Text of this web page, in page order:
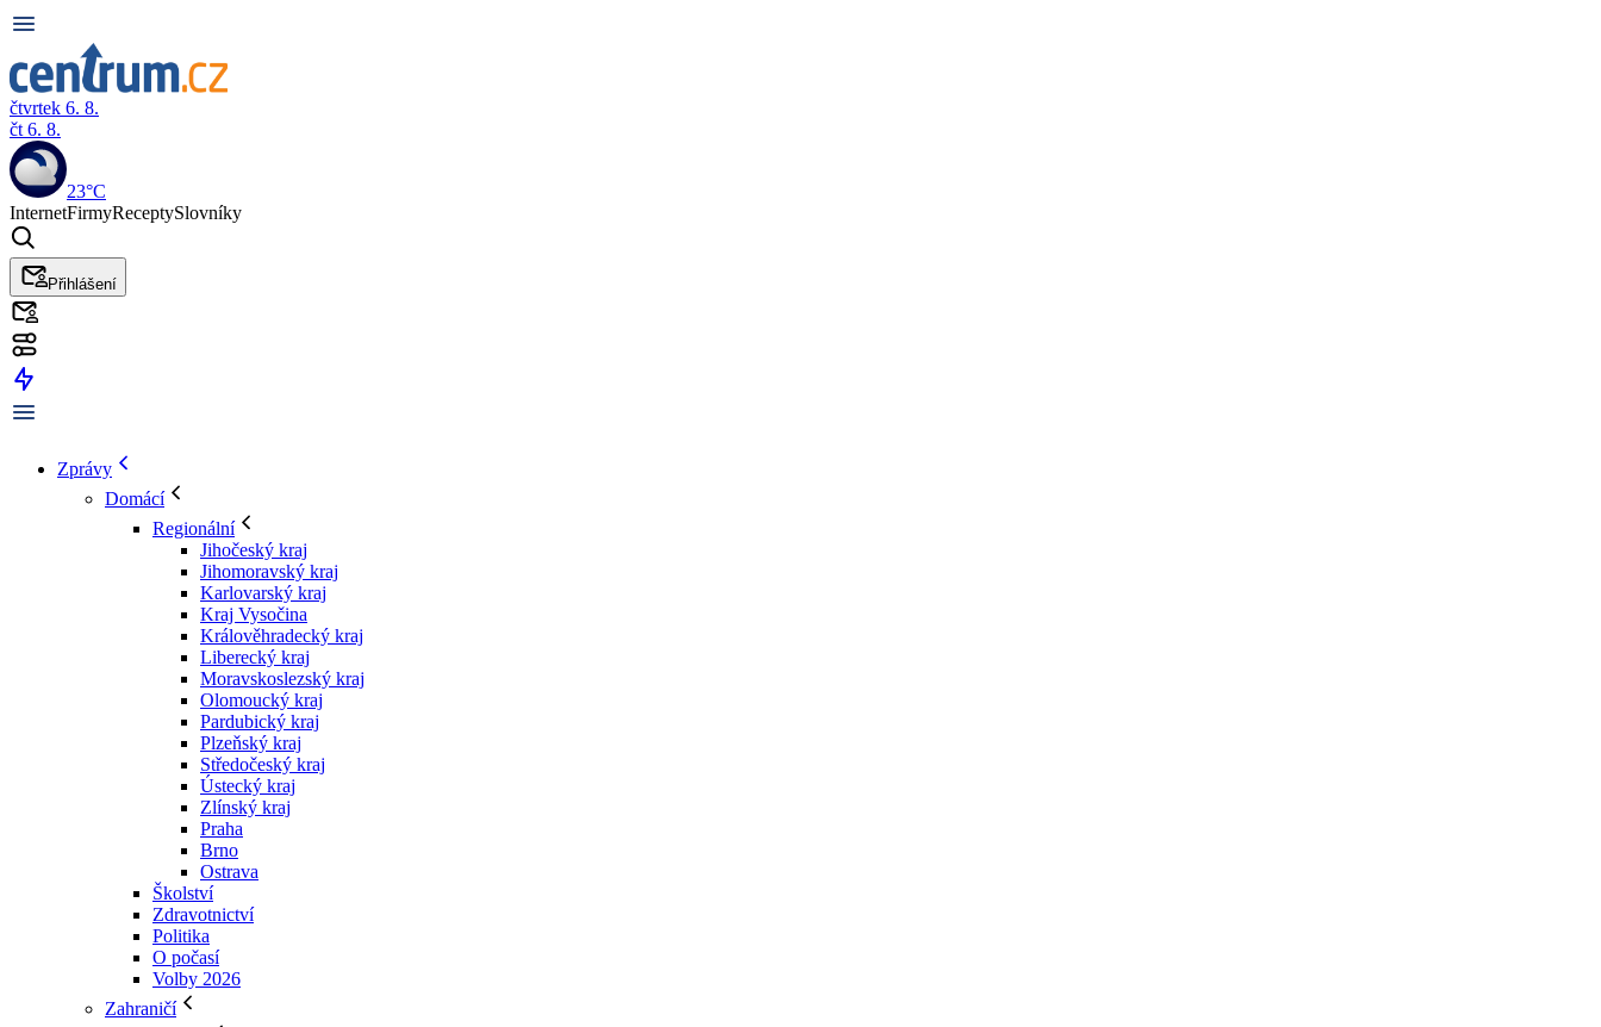
čtvrtek 6. 8.
čt 6. 8.
23°C
InternetFirmyReceptySlovníky
Přihlášení
Zprávy
Domácí
Regionální
Jihočeský kraj
Jihomoravský kraj
Karlovarský kraj
Kraj Vysočina
Králověhradecký kraj
Liberecký kraj
Moravskoslezský kraj
Olomoucký kraj
Pardubický kraj
Plzeňský kraj
Středočeský kraj
Ústecký kraj
Zlínský kraj
Praha
Brno
Ostrava
Školství
Zdravotnictví
Politika
O počasí
Volby 2026
Zahraničí